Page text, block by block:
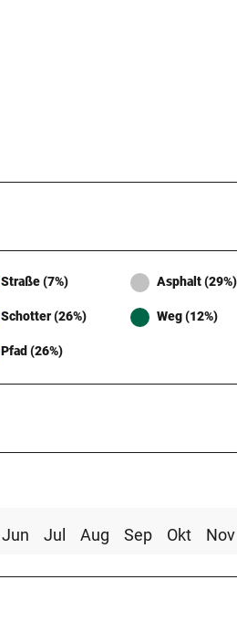
Straße (7%) Asphalt (29%)
Schotter (26%) Weg (12%)
Pfad (26%)
Jun Jul Aug Sep Okt Nov